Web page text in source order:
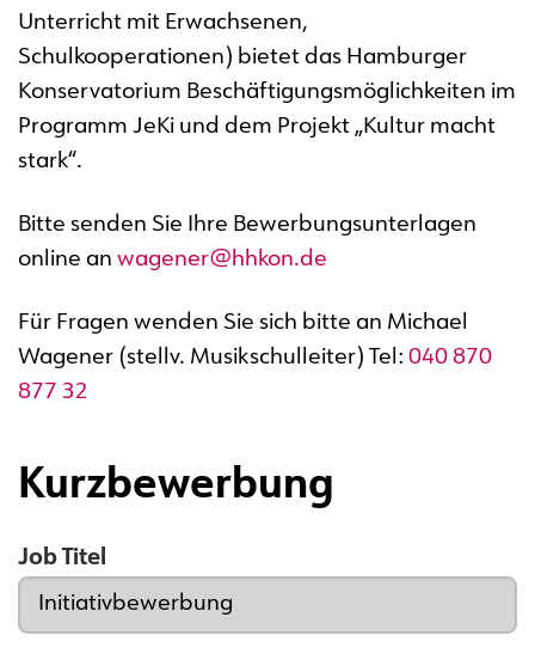
Unterricht mit Erwachsenen,
Schulkooperationen) bietet das Hamburger
Konservatorium Beschäftigungsmöglichkeiten im
Programm JeKi und dem Projekt „Kultur macht
stark“.
Bitte senden Sie Ihre Bewerbungsunterlagen
online an wagener@hhkon.de
Für Fragen wenden Sie sich bitte an Michael
Wagener (stellv. Musikschulleiter) Tel: 040 870
877 32
Kurzbewerbung
Job Titel